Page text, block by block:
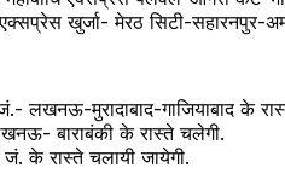
खुर्जा- मेरठ सिटी-सहारनपुर-
लखनऊ-मुरादाबाद-गाजियाबाद के
बाराबंकी के रास्ते चलेगी.
के रास्ते चलायी जायेगी.